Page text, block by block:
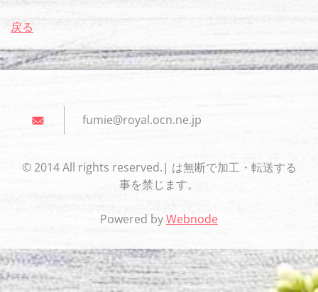
戻る
fumie@royal.ocn.ne.jp
© 2014 All rights reserved.| は無断で加工・転送する
事を禁じます。
Powered byWebnode